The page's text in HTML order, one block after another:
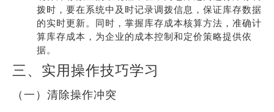
拨时，要在系统中及时记录调拨信息，保证库存数据
的实时更新。同时，掌握库存成本核算方法，准确计
算库存成本，为企业的成本控制和定价策略提供依
据。
三、实用操作技巧学习
（一）清除操作冲突